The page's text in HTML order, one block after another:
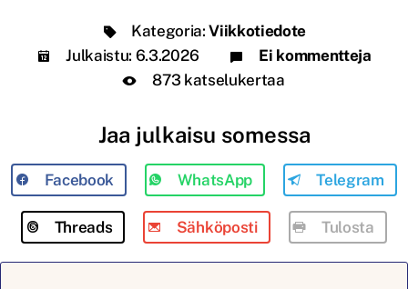
Kategoria: Viikkotiedote
Julkaistu: 6.3.2026
Ei kommentteja
873 katselukertaa
Jaa julkaisu somessa
Facebook WhatsApp Telegram
Threads Sähköposti Tulosta